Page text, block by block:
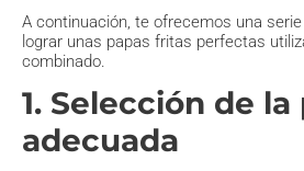
A continuación, te ofrecemos una
lograr unas papas fritas perfectas
combinado.
1. Selección de la
adecuada